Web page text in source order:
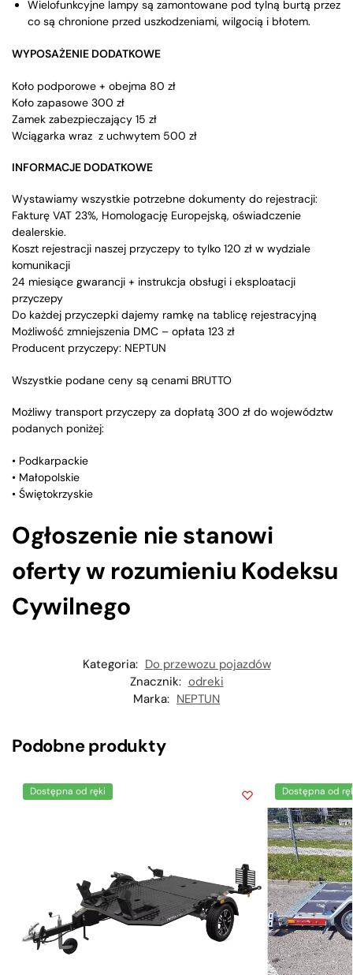
Wielofunkcyjne lampy są zamontowane pod tylną burtą przez
co są chronione przed uszkodzeniami, wilgocią i błotem.
WYPOSAŻENIE DODATKOWE
Koło podporowe + obejma 80 zł
Koło zapasowe 300 zł
Zamek zabezpieczający 15 zł
Wciągarka wraz z uchwytem 500 zł
INFORMACJE DODATKOWE
Wystawiamy wszystkie potrzebne dokumenty do rejestracji:
Fakturę VAT 23%, Homologację Europejską, oświadczenie
dealerskie.
Koszt rejestracji naszej przyczepy to tylko 120 zł w wydziale
komunikacji
24 miesiące gwarancji + instrukcja obsługi i eksploatacji
przyczepy
Do każdej przyczepki dajemy ramkę na tablicę rejestracyjną
Możliwość zmniejszenia DMC – opłata 123 zł
Producent przyczepy: NEPTUN
Wszystkie podane ceny są cenami BRUTTO
Możliwy transport przyczepy za dopłatą 300 zł do województw
podanych poniżej:
• Podkarpackie
• Małopolskie
• Świętokrzyskie
Ogłoszenie nie stanowi
oferty w rozumieniu Kodeksu
Cywilnego
Kategoria: Do przewozu pojazdów
Znacznik: odreki
Marka: NEPTUN
Podobne produkty
Dostępna od ręki Dostępna od